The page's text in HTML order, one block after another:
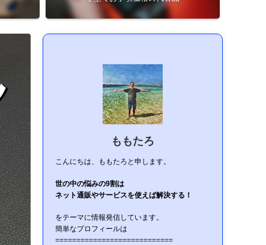
ももたろ
こんにちは、ももたろと申します。
世の中の悩みの9割は
ネット通販やサービスを使えば解決する！
をテーマに情報発信しています。
簡単なプロフィールは
============================